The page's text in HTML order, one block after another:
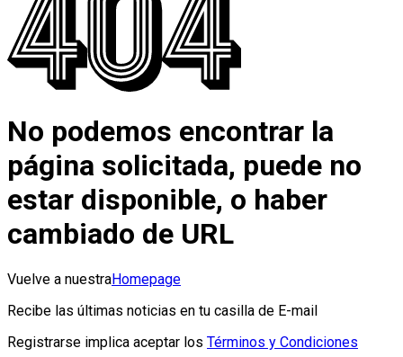
No podemos encontrar la
página solicitada, puede no
estar disponible, o haber
cambiado de URL
Vuelve a nuestraHomepage
Recibe las últimas noticias en tu casilla de E-mail
Registrarse implica aceptar los Términos y Condiciones